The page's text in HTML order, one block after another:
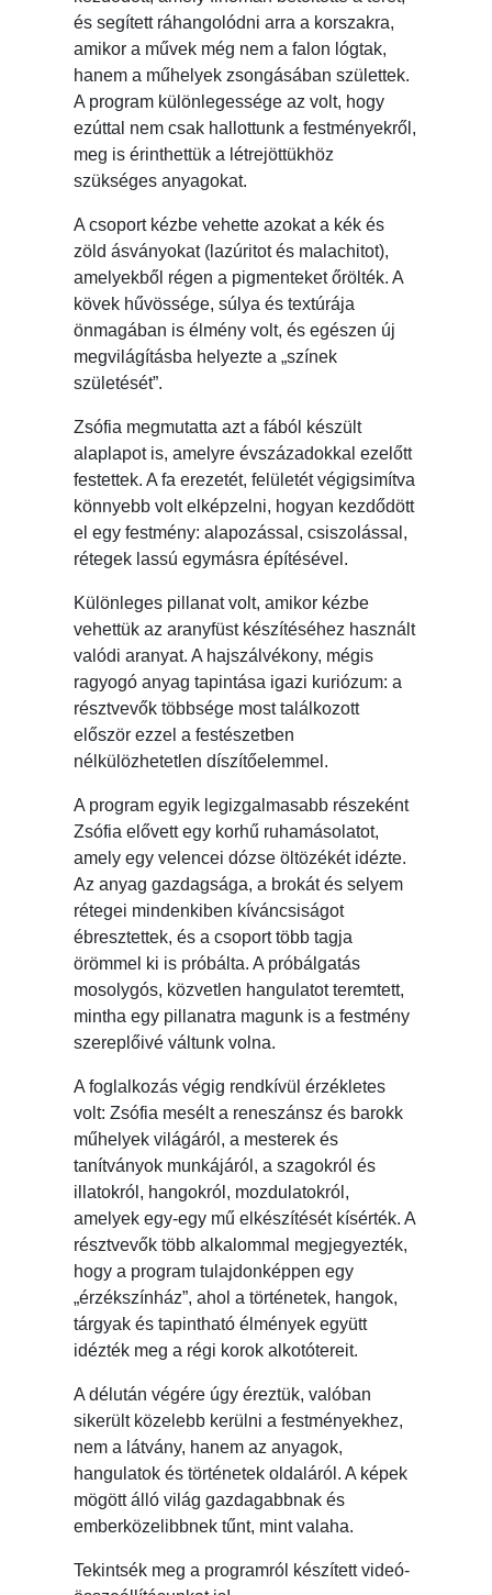
és segített ráhangolódni arra a korszakra,
amikor a művek még nem a falon lógtak,
hanem a műhelyek zsongásában születtek.
A program különlegessége az volt, hogy
ezúttal nem csak hallottunk a festményekről,
meg is érinthettük a létrejöttükhöz
szükséges anyagokat.
A csoport kézbe vehette azokat a kék és
zöld ásványokat (lazúritot és malachitot),
amelyekből régen a pigmenteket őrölték. A
kövek hűvössége, súlya és textúrája
önmagában is élmény volt, és egészen új
megvilágításba helyezte a „színek
születését”.
Zsófia megmutatta azt a fából készült
alaplapot is, amelyre évszázadokkal ezelőtt
festettek. A fa erezetét, felületét végigsimítva
könnyebb volt elképzelni, hogyan kezdődött
el egy festmény: alapozással, csiszolással,
rétegek lassú egymásra építésével.
Különleges pillanat volt, amikor kézbe
vehettük az aranyfüst készítéséhez használt
valódi aranyat. A hajszálvékony, mégis
ragyogó anyag tapintása igazi kuriózum: a
résztvevők többsége most találkozott
először ezzel a festészetben
nélkülözhetetlen díszítőelemmel.
A program egyik legizgalmasabb részeként
Zsófia elővett egy korhű ruhamásolatot,
amely egy velencei dózse öltözékét idézte.
Az anyag gazdagsága, a brokát és selyem
rétegei mindenkiben kíváncsiságot
ébresztettek, és a csoport több tagja
örömmel ki is próbálta. A próbálgatás
mosolygós, közvetlen hangulatot teremtett,
mintha egy pillanatra magunk is a festmény
szereplőivé váltunk volna.
A foglalkozás végig rendkívül érzékletes
volt: Zsófia mesélt a reneszánsz és barokk
műhelyek világáról, a mesterek és
tanítványok munkájáról, a szagokról és
illatokról, hangokról, mozdulatokról,
amelyek egy-egy mű elkészítését kísérték. A
résztvevők több alkalommal megjegyezték,
hogy a program tulajdonképpen egy
„érzékszínház”, ahol a történetek, hangok,
tárgyak és tapintható élmények együtt
idézték meg a régi korok alkotótereit.
A délután végére úgy éreztük, valóban
sikerült közelebb kerülni a festményekhez,
nem a látvány, hanem az anyagok,
hangulatok és történetek oldaláról. A képek
mögött álló világ gazdagabbnak és
emberközelibbnek tűnt, mint valaha.
Tekintsék meg a programról készített videó-